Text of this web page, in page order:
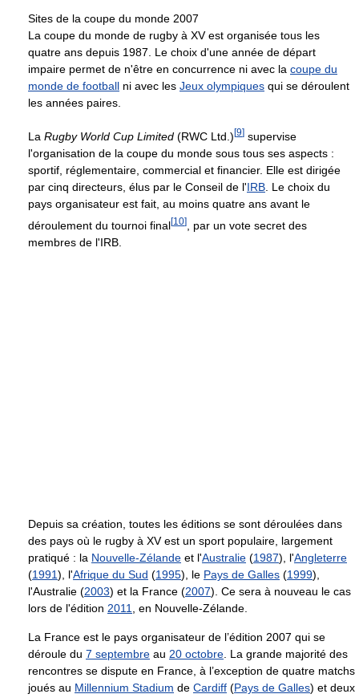
Sites de la coupe du monde 2007
La coupe du monde de rugby à XV est organisée tous les
quatre ans depuis 1987. Le choix d'une année de départ
impaire permet de n'être en concurrence ni avec la coupe du
monde de football ni avec les Jeux olympiques qui se déroulent
les années paires.
La Rugby World Cup Limited (RWC Ltd.) [9] supervise
l'organisation de la coupe du monde sous tous ses aspects :
sportif, réglementaire, commercial et financier. Elle est dirigée
par cinq directeurs, élus par le Conseil de l'IRB . Le choix du
pays organisateur est fait, au moins quatre ans avant le
déroulement du tournoi final[10]
, par un vote secret des
membres de l'IRB.
Depuis sa création, toutes les éditions se sont déroulées dans
des pays où le rugby à XV est un sport populaire, largement
pratiqué : la Nouvelle-Zélande et l'Australie (1987), l'Angleterre
(1991), l'Afrique du Sud (1995), le Pays de Galles (1999),
l'Australie (2003) et la France (2007). Ce sera à nouveau le cas
lors de l'édition 2011 , en Nouvelle-Zélande.
La France est le pays organisateur de l’édition 2007 qui se
déroule du 7 septembre au 20 octobre . La grande majorité des
rencontres se dispute en France, à l’exception de quatre matchs
joués au Millennium Stadium de Cardiff (Pays de Galles) et deux